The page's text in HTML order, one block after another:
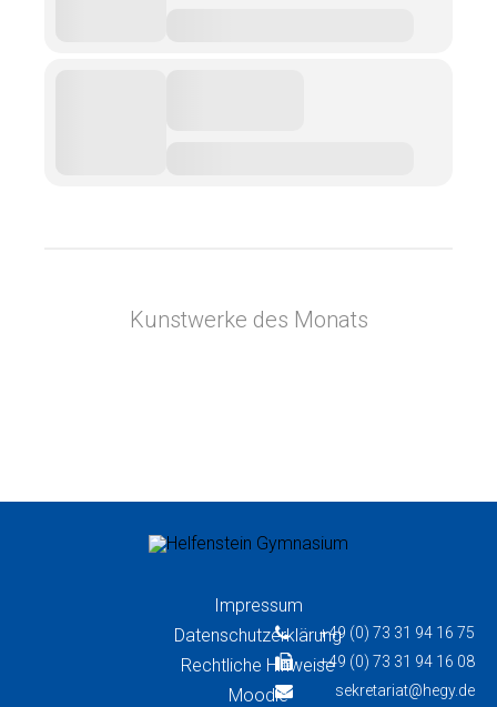
Kunstwerke des Monats
+49 (0) 73 31 94 16 75
+49 (0) 73 31 94 16 08
sekretariat@hegy.de
Impressum
Datenschutzerklärung
Rechtliche Hinweise
Moodle